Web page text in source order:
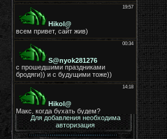
Для добавления необходима
авторизация